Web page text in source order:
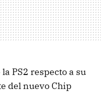
PS2 respecto a su
del nuevo Chip